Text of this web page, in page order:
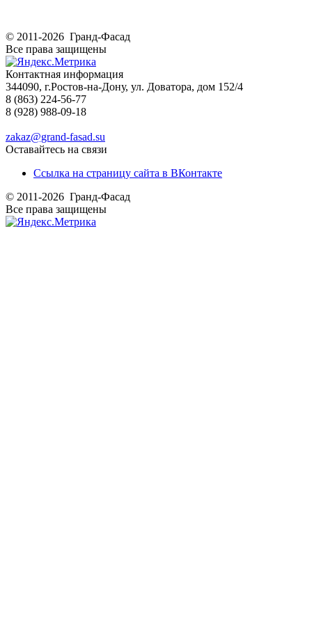
© 2011-2026 Гранд-Фасад
Все права защищены
Контактная информация
344090, г.Ростов-на-Дону, ул. Доватора, дом 152/4
8 (863) 224-56-77
8 (928) 988-09-18
zakaz@grand-fasad.su
Оставайтесь на связи
Ссылка на страницу сайта в ВКонтакте
© 2011-2026 Гранд-Фасад
Все права защищены